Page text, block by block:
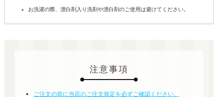
お洗濯の際、漂白剤入り洗剤や漂白剤のご使用は避けてください。
注意事項
ご注文の前に当店のご注文規定を必ずご確認ください。